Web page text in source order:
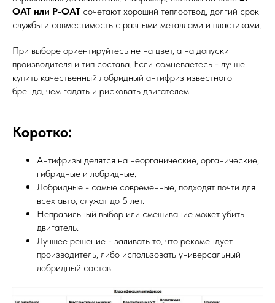
OAT или P-OAT сочетают хороший теплоотвод, долгий срок
службы и совместимость с разными металлами и пластиками.
При выборе ориентируйтесь не на цвет, а на допуски
производителя и тип состава. Если сомневаетесь - лучше
купить качественный лобридный антифриз известного
бренда, чем гадать и рисковать двигателем.
Коротко:
Антифризы делятся на неорганические, органические,
гибридные и лобридные.
Лобридные - самые современные, подходят почти для
всех авто, служат до 5 лет.
Неправильный выбор или смешивание может убить
двигатель.
Лучшее решение - заливать то, что рекомендует
производитель, либо использовать универсальный
лобридный состав.